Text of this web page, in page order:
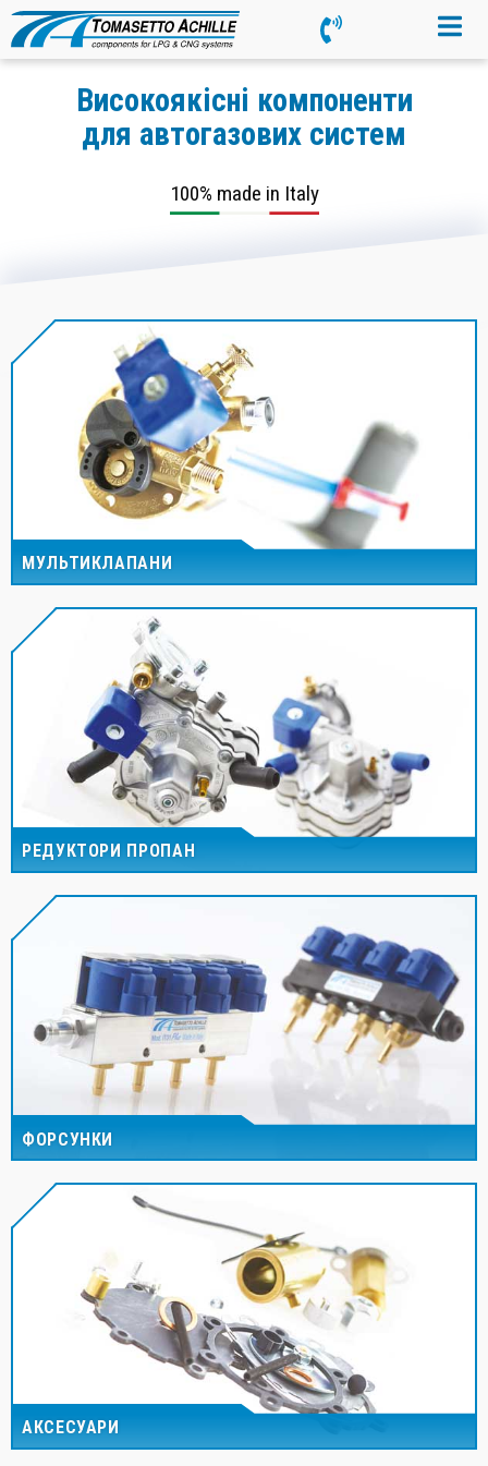
Високоякісні компоненти
для автогазових систем
100% made in Italy
МУЛЬТИКЛАПАНИ
РЕДУКТОРИ ПРОПАН
ФОРСУНКИ
АКСЕСУАРИ